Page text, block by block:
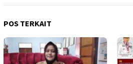
POS TERKAIT